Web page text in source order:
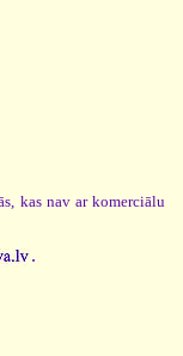
kas nav ar komerciālu
.